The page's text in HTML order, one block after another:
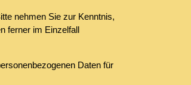
nehmen Sie zur Kenntnis,
ferner im Einzelfall
Daten für